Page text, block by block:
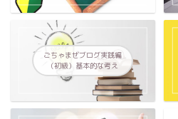
ごちゃまぜブログ実践編
（初級）基本的な考え